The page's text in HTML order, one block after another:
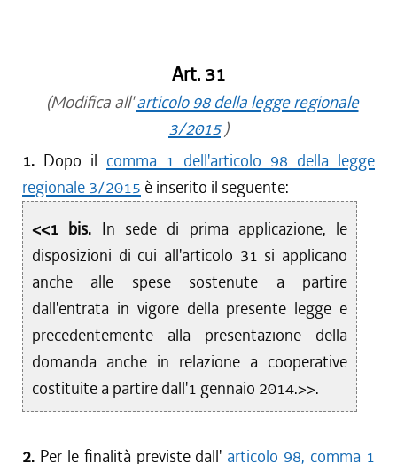
Art. 31
(Modifica all'articolo 98 della legge regionale
3/2015)
1. Dopo il comma 1 dell'articolo 98 della legge
regionale 3/2015 è inserito il seguente:
<<1 bis. In sede di prima applicazione, le
disposizioni di cui all'articolo 31 si applicano
anche alle spese sostenute a partire
dall'entrata in vigore della presente legge e
precedentemente alla presentazione della
domanda anche in relazione a cooperative
costituite a partire dall'1 gennaio 2014.>>.
2. Per le finalità previste dall' articolo 98, comma 1